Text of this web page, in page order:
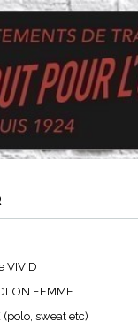
VIVID
FEMME
(polo, sweat etc)